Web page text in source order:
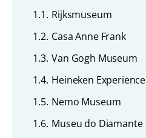
1.1. Rijksmuseum
1.2. Casa Anne Frank
1.3. Van Gogh Museum
1.4. Heineken Experience
1.5. Nemo Museum
1.6. Museu do Diamante